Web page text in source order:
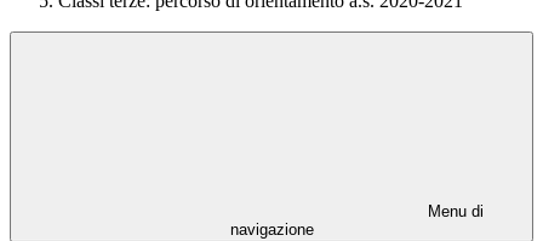
Menu di
navigazione